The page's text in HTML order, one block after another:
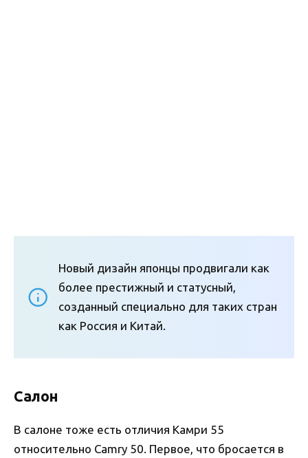
Новый дизайн японцы продвигали как
более престижный и статусный,
созданный специально для таких стран
как Россия и Китай.
Салон
В салоне тоже есть отличия Камри 55
относительно Camry 50. Первое, что бросается в